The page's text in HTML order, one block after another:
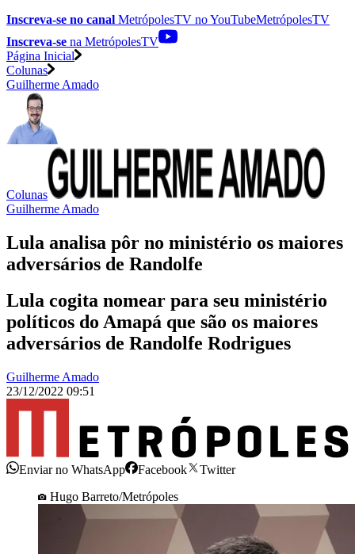
Inscreva-se no canal MetrópolesTV noYouTubeMetrópolesTV
Inscreva-se na MetrópolesTV
Página Inicial
Colunas
Guilherme Amado
Colunas
Guilherme Amado
Lula analisa pôr no ministério os maiores
adversários de Randolfe
Lula cogita nomear para seu ministério
políticos do Amapá que são os maiores
adversários de Randolfe Rodrigues
Guilherme Amado
23/12/2022 09:51
Enviar no WhatsApp Facebook
Twitter
Hugo Barreto/Metrópoles